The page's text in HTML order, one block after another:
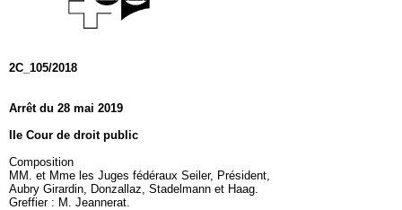
2C_105/2018
Arrêt du 28 mai 2019
IIe Cour de droit public
Composition
MM. et Mme les Juges fédéraux Seiler, Président,
Aubry Girardin, Donzallaz, Stadelmann et Haag.
Greffier : M. Jeannerat.